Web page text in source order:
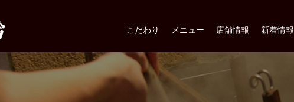
こだわり メニュー 店舗情報 新着情報